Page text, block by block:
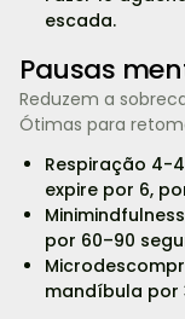
escada.
Pausas
Reduzem a
Ótimas para
Respiração 4-
expire por 6,
por 60–90
mandíbula por